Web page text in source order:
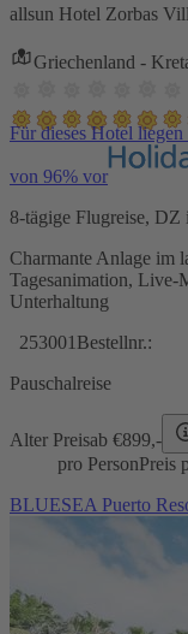
allsun Hotel Zorbas
Griechenland -
Für dieses Hotel
von 96% vor
8-tägige Flugreise,
Charmante Anlage im
Tagesanimation, Live-
Unterhaltung
253001 Bestellnr.:
Pauschalreise
Alter Preisab €899,-
pro PersonPreis
BLUESEA Puerto